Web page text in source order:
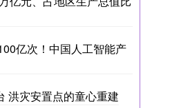
亿次！中国人工智能产
洪灾安置点的童心重建